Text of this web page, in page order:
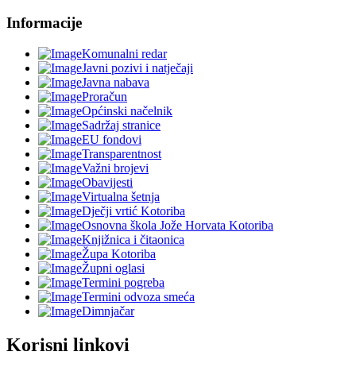
Informacije
Komunalni redar
Javni pozivi i natječaji
Javna nabava
Proračun
Općinski načelnik
Sadržaj stranice
EU fondovi
Transparentnost
Važni brojevi
Obavijesti
Virtualna šetnja
Dječji vrtić Kotoriba
Osnovna škola Jože Horvata Kotoriba
Knjižnica i čitaonica
Župa Kotoriba
Župni oglasi
Termini pogreba
Termini odvoza smeća
Dimnjačar
Korisni linkovi